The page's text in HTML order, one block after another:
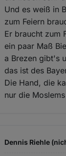
Und es weiß in
zum Feiern
Er braucht zum
ein paar Maß
a Brezen gibt's
das ist des
Die Hand, die
nur die
Dennis Riehle